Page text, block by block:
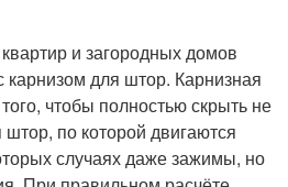
и загородных домов
карнизом для штор. Карнизная
чтобы полностью скрыть не
по которой двигаются
случаях даже зажимы, но